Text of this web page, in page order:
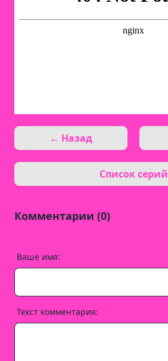
← Назад
Список серий
Комментарии (0)
Ваше имя:
Текст комментария: